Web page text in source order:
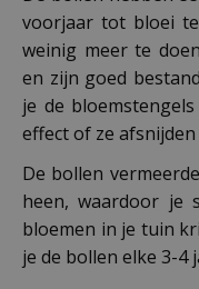
voorjaar tot bloei
weinig meer te
en zijn goed
je de
effect of ze
De bollen
heen, waardoor je
bloemen in je tuin
je de bollen elke 3-4